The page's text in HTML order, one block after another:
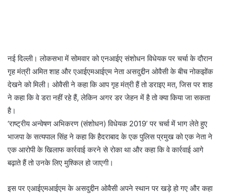
नई दिल्ली। लोकसभा में सोमवार को एनआईए संशोधन विधेयक पर चर्चा के दौरान
गृह मंत्री अमित शाह और एआईएमआईएम नेता असदुद्दीन ओवैसी के बीच नोकझोंक
देखने को मिली। ओवैसी ने कहा कि आप गृह मंत्री हैं तो डराइए मत, जिस पर शाह
ने कहा कि वे डरा नहीं रहे हैं, लेकिन अगर डर जेहन में है तो क्या किया जा सकता
है।
‘राष्ट्रीय अन्वेषण अभिकरण (संशोधन) विधेयक 2019’ पर चर्चा में भाग लेते हुए
भाजपा के सत्यपाल सिंह ने कहा कि हैदराबाद के एक पुलिस प्रमुख को एक नेता ने
एक आरोपी के खिलाफ कार्रवाई करने से रोका था और कहा कि वे कार्रवाई आगे
बढ़ाते हैं तो उनके लिए मुश्किल हो जाएगी।
इस पर एआईएमआईएम के असदुद्दीन ओवैसी अपने स्थान पर खड़े हो गए और कहा